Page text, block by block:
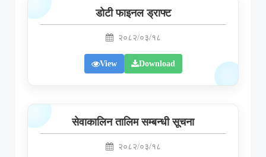
डोटी फाइनल ड्राफ्ट
२०८२/०३/१८
View Download
सेवाकालिन तालिम सम्बन्धी सूचना
२०८२/०३/१८